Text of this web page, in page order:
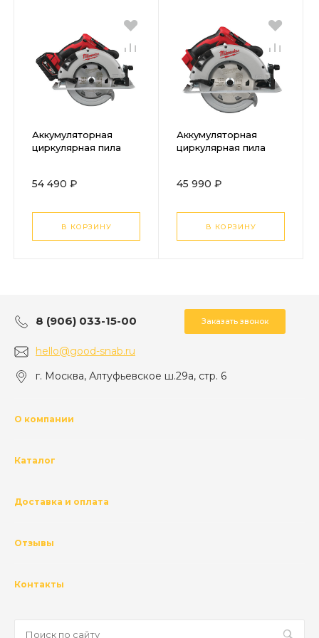
Аккумуляторная
циркулярная пила
4933464590
54 490 ₽
В КОРЗИНУ
Аккумуляторная
циркулярная пила
4933464589
45 990 ₽
В КОРЗИНУ
8 (906) 033-15-00 Заказать звонок
hello@good-snab.ru
г. Москва, Алтуфьевское ш.29а, стр. 6
О компании
Каталог
Доставка и оплата
Отзывы
Контакты